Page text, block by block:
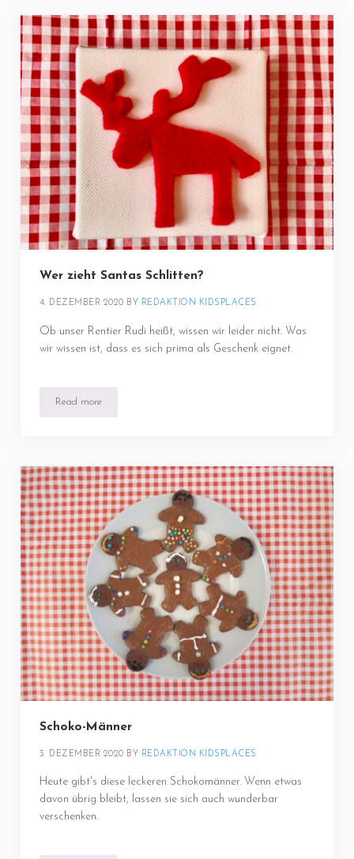
Wer zieht Santas Schlitten?
4. DEZEMBER 2020 BY REDAKTION KIDSPLACES
Ob unser Rentier Rudi heißt, wissen wir leider nicht. Was
wir wissen ist, dass es sich prima als Geschenk eignet.
Read moreWer zieht Santas Schlitten?
Schoko-Männer
3. DEZEMBER 2020 BY REDAKTION KIDSPLACES
Heute gibt's diese leckeren Schokomänner. Wenn etwas
davon übrig bleibt, lassen sie sich auch wunderbar
verschenken.